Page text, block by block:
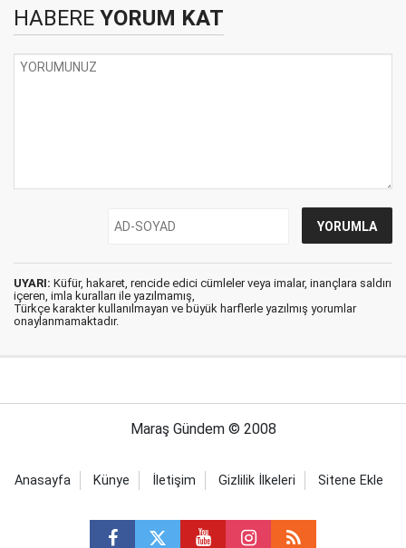
HABERE YORUM KAT
UYARI: Küfür, hakaret, rencide edici cümleler veya imalar, inançlara saldırı
içeren, imla kuralları ile yazılmamış,
Türkçe karakter kullanılmayan ve büyük harflerle yazılmış yorumlar
onaylanmamaktadır.
Maraş Gündem © 2008
Anasayfa Künye İletişim Gizlilik İlkeleri Sitene Ekle